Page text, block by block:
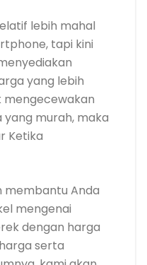
lebih mahal
tapi kini
yang lebih
mengecewakan
murah, maka
Ketika
membantu Anda
mengenai
dengan harga
serta